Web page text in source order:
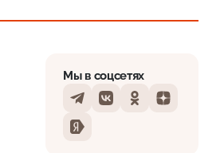
Мы в соцсетях
TelegramVKontakteOdnoklassniki
Dzen
Yandex